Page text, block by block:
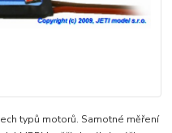
typů motorů. Samotné měření